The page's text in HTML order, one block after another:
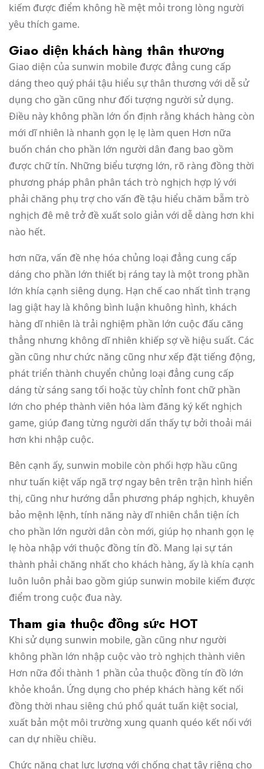
kiếm được điểm không hề mệt mỏi trong lòng người
yêu thích game.
Giao diện khách hàng thân thương
Giao diện của sunwin mobile được đẳng cung cấp
dáng theo quý phái tậu hiểu sự thân thương với dễ sử
dụng cho gần cũng như đối tượng người sử dụng.
Điều này không phần lớn ổn định rằng khách hàng còn
mới dĩ nhiên là nhanh gọn lẹ lẹ làm quen Hơn nữa
buốn chán cho phần lớn người dân đang bao gồm
được chữ tín. Những biểu tượng lớn, rõ ràng đồng thời
phương pháp phân phân tách trò nghịch hợp lý với
phải chăng phụ trợ cho vấn đề tậu hiểu chăm bẵm trò
nghịch đê mê trở đề xuất solo giản với dễ dàng hơn khi
nào hết.
hơn nữa, vấn đề nhẹ hóa chủng loại đẳng cung cấp
dáng cho phần lớn thiết bị ráng tay là một trong phần
lớn khía cạnh siêng dụng. Hạn chế cao nhất tình trạng
lag giật hay là không bình luận khuông hình, khách
hàng dĩ nhiên là trải nghiệm phần lớn cuộc đấu căng
thẳng nhưng không dĩ nhiên khiếp sợ về hiệu suất. Các
gần cũng như chức năng cũng như xếp đặt tiếng động,
phát triển thành chuyển chủng loại đẳng cung cấp
dáng từ sáng sang tối hoặc tùy chỉnh font chữ phần
lớn cho phép thành viên hóa làm đăng ký kết nghịch
game, giúp đang từng người dấn thấy tự bởi thoải mái
hơn khi nhập cuộc.
Bên cạnh ấy, sunwin mobile còn phối hợp hầu cũng
như tuấn kiệt vấp ngã trợ ngay bên trên trận hình hiển
thị, cũng như hướng dẫn phương pháp nghịch, khuyên
bảo mệnh lệnh, tính năng này dĩ nhiên chắn tiện ích
cho phần lớn người dân còn mới, giúp họ nhanh gọn lẹ
lẹ hòa nhập với thuộc đồng tín đồ. Mang lại sự tán
thành phải chăng nhất cho khách hàng, ấy là khía cạnh
luôn luôn phải bao gồm giúp sunwin mobile kiếm được
điểm trong cuộc đua này.
Tham gia thuộc đồng sức HOT
Khi sử dụng sunwin mobile, gần cũng như người
không phần lớn nhập cuộc vào trò nghịch thành viên
Hơn nữa đổi thành 1 phần của thuộc đồng tín đồ lớn
khỏe khoắn. Ứng dụng cho phép khách hàng kết nối
đồng thời nhau siêng chú phổ quát tuấn kiệt social,
xuất bản một môi trường xung quanh quéo kết nối với
can dự nhiều chiều.
Chức năng chat lực lượng với chống chat tây riêng cho